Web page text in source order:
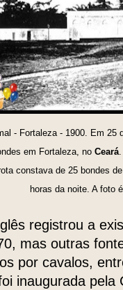
- Fortaleza - 1900. Em
em Fortaleza, no Ceará.
constava de 25 bondes
horas da noite. A foto
registrou a
mas outras
por cavalos,
inaugurada pela